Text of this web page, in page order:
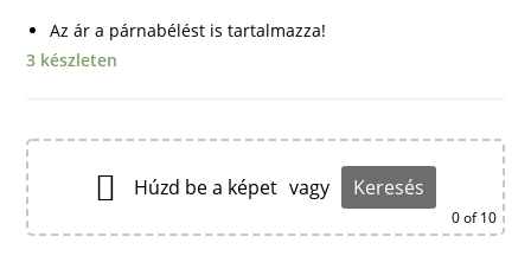
Az ár a párnabélést is tartalmazza!
3 készleten
Húzd be a képet vagy Keresés
0of 10